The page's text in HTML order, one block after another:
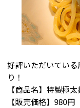
好評いただいてい
り！
【商品名】特製極
【販売価格】980円